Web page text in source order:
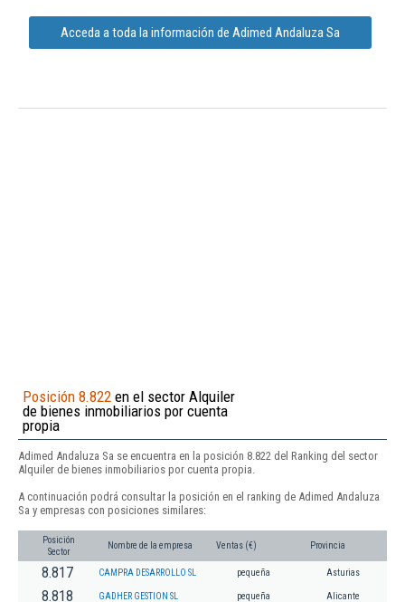
Acceda a toda la información de Adimed Andaluza Sa
Posición 8.822 en el sector Alquiler
de bienes inmobiliarios por cuenta
propia
Adimed Andaluza Sa se encuentra en la posición 8.822 del Ranking del sector
Alquiler de bienes inmobiliarios por cuenta propia.
A continuación podrá consultar la posición en el ranking de Adimed Andaluza
Sa y empresas con posiciones similares:
Posición
Sector
Nombre de la empresa Ventas (€) Provincia
8.817 CAMPRA DESARROLLO SL pequeña Asturias
8.818 GADHER GESTION SL pequeña Alicante